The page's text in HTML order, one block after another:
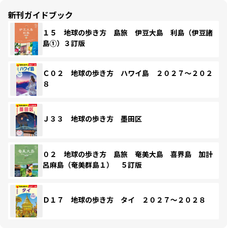
新刊ガイドブック
１５ 地球の歩き方 島旅 伊豆大島 利島（伊豆諸
島①）３訂版
Ｃ０２ 地球の歩き方 ハワイ島 ２０２７～２０２
８
Ｊ３３ 地球の歩き方 墨田区
０２ 地球の歩き方 島旅 奄美大島 喜界島 加計
呂麻島（奄美群島１） ５訂版
Ｄ１７ 地球の歩き方 タイ ２０２７～２０２８